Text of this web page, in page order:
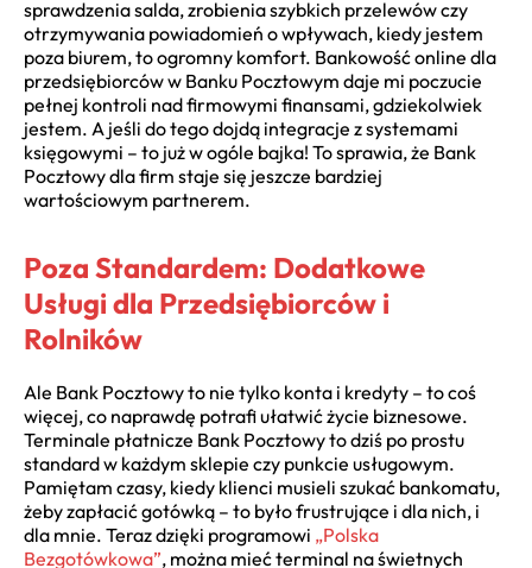
sprawdzenia salda, zrobienia szybkich przelewów czy
otrzymywania powiadomień o wpływach, kiedy jestem
poza biurem, to ogromny komfort. Bankowość online dla
przedsiębiorców w Banku Pocztowym daje mi poczucie
pełnej kontroli nad firmowymi finansami, gdziekolwiek
jestem. A jeśli do tego dojdą integracje z systemami
księgowymi – to już w ogóle bajka! To sprawia, że Bank
Pocztowy dla firm staje się jeszcze bardziej
wartościowym partnerem.
Poza Standardem: Dodatkowe
Usługi dla Przedsiębiorców i
Rolników
Ale Bank Pocztowy to nie tylko konta i kredyty – to coś
więcej, co naprawdę potrafi ułatwić życie biznesowe.
Terminale płatnicze Bank Pocztowy to dziś po prostu
standard w każdym sklepie czy punkcie usługowym.
Pamiętam czasy, kiedy klienci musieli szukać bankomatu,
żeby zapłacić gotówką – to było frustrujące i dla nich, i
dla mnie. Teraz dzięki programowi „Polska
Bezgotówkowa”, można mieć terminal na świetnych